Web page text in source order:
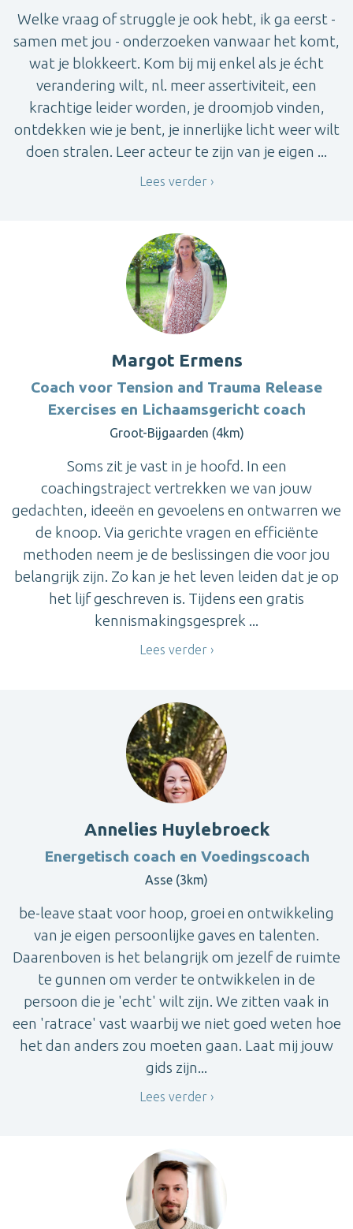
Welke vraag of struggle je ook hebt, ik ga eerst -
samen met jou - onderzoeken vanwaar het komt,
wat je blokkeert. Kom bij mij enkel als je écht
verandering wilt, nl. meer assertiviteit, een
krachtige leider worden, je droomjob vinden,
ontdekken wie je bent, je innerlijke licht weer wilt
doen stralen. Leer acteur te zijn van je eigen ...
Lees verder
Margot Ermens
Coach voor Tension and Trauma Release
Exercises en Lichaamsgericht coach
Groot-Bijgaarden (4km)
Soms zit je vast in je hoofd. In een
coachingstraject vertrekken we van jouw
gedachten, ideeën en gevoelens en ontwarren we
de knoop. Via gerichte vragen en efficiënte
methoden neem je de beslissingen die voor jou
belangrijk zijn. Zo kan je het leven leiden dat je op
het lijf geschreven is. Tijdens een gratis
kennismakingsgesprek ...
Lees verder
Annelies Huylebroeck
Energetisch coach en Voedingscoach
Asse (3km)
be-leave staat voor hoop, groei en ontwikkeling
van je eigen persoonlijke gaves en talenten.
Daarenboven is het belangrijk om jezelf de ruimte
te gunnen om verder te ontwikkelen in de
persoon die je 'echt' wilt zijn. We zitten vaak in
een 'ratrace' vast waarbij we niet goed weten hoe
het dan anders zou moeten gaan. Laat mij jouw
gids zijn...
Lees verder